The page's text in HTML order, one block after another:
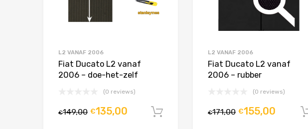
L2 VANAF 2006
Fiat Ducato L2 vanaf
2006 – doe-het-zelf
(0 reviews)
€149,00 €135,00 In winkelwagen
L2 VANAF 2006
Fiat Ducato L2 vanaf
2006 – rubber
(0 reviews)
€171,00 €155,00